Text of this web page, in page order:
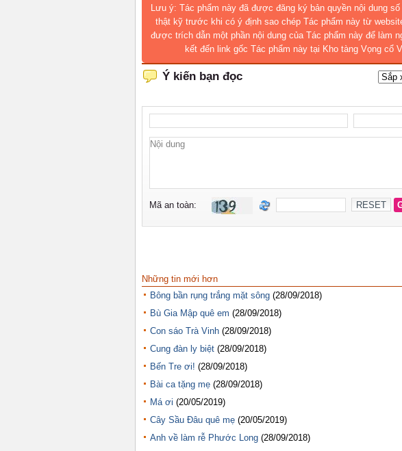
Lưu ý: Tác phẩm này đã được đăng ký bản quyền nội dung
thật kỹ trước khi có ý định sao chép Tác phẩm này từ
được trích dẫn một phần nội dung của Tác phẩm này để làm
kết đến link gốc Tác phẩm này tại Kho tàng Vọng cổ
Những tin mới hơn
Bông bần rụng trắng mặt sông (28/09/2018)
Bù Gia Mập quê em (28/09/2018)
Con sáo Trà Vinh (28/09/2018)
Cung đàn ly biệt (28/09/2018)
Bến Tre ơi! (28/09/2018)
Bài ca tặng mẹ (28/09/2018)
Má ơi (20/05/2019)
Cây Sầu Đâu quê mẹ (20/05/2019)
Anh về làm rễ Phước Long (28/09/2018)